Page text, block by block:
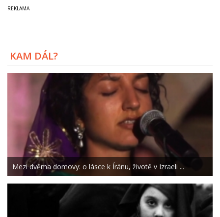
KAM DÁL?
Mezi dvěma domovy: o lásce k Íránu, životě v Izraeli ...